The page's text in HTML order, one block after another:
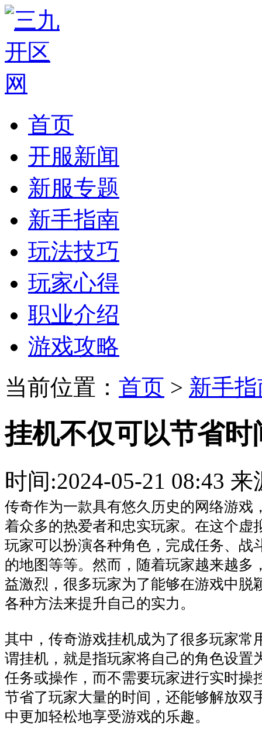
首页
开服新闻
新服专题
新手指南
玩法技巧
玩家心得
职业介绍
游戏攻略
当前位置： 首页 > 新手
挂机不仅可以节省
时间:2024-05-21 08:43
传奇作为一款具有悠久历史的网络游戏
着众多的热爱者和忠实玩家。在这个虚
玩家可以扮演各种角色，完成任务、战
的地图等等。然而，随着玩家越来越多
益激烈，很多玩家为了能够在游戏中脱
各种方法来提升自己的实力。
其中，传奇游戏挂机成为了很多玩家常
谓挂机，就是指玩家将自己的角色设置
任务或操作，而不需要玩家进行实时操
节省了玩家大量的时间，还能够解放双
中更加轻松地享受游戏的乐趣。